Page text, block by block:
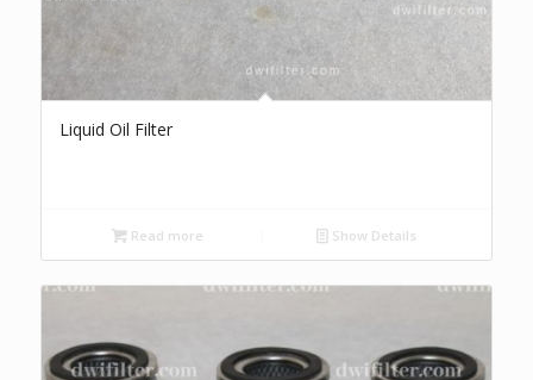
Liquid Oil Filter
Read more Show Details